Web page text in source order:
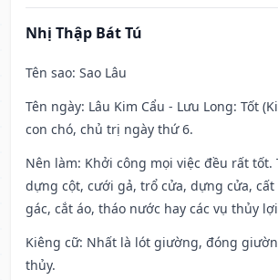
Nhị Thập Bát Tú
Tên sao: Sao Lâu
Tên ngày: Lâu Kim Cẩu - Lưu Long: Tốt
con chó, chủ trị ngày thứ 6.
Nên làm: Khởi công mọi việc đều rất tốt.
dựng cột, cưới gả, trổ cửa, dựng cửa,
gác, cắt áo, tháo nước hay các vụ thủy
Kiêng cữ: Nhất là lót giường, đóng
thủy.